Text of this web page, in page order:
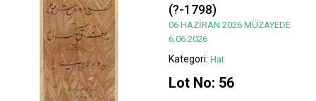
(?-1798)
06 HAZİRAN 2026 MÜZAYEDE
6.06.2026
Kategori: Hat
Lot No: 56